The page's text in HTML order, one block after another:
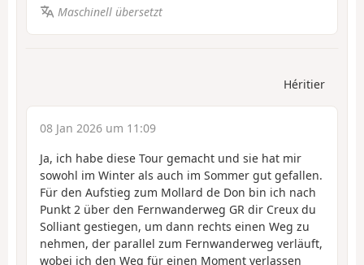
Maschinell übersetzt
Héritier
08 Jan 2026 um 11:09
Ja, ich habe diese Tour gemacht und sie hat mir
sowohl im Winter als auch im Sommer gut gefallen.
Für den Aufstieg zum Mollard de Don bin ich nach
Punkt 2 über den Fernwanderweg GR dir Creux du
Solliant gestiegen, um dann rechts einen Weg zu
nehmen, der parallel zum Fernwanderweg verläuft,
wobei ich den Weg für einen Moment verlassen